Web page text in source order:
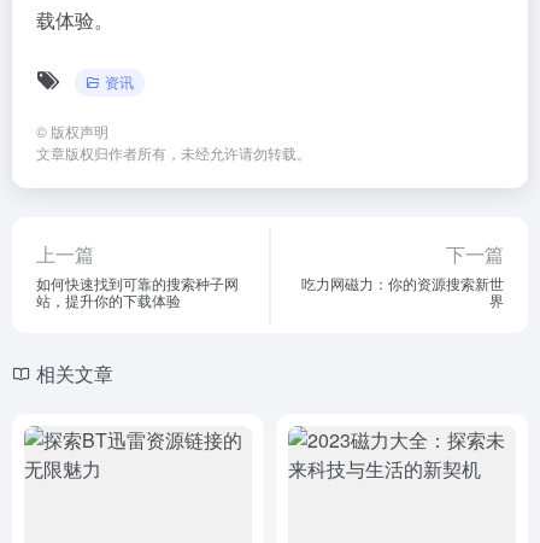
载体验。
资讯
© 版权声明
文章版权归作者所有，未经允许请勿转载。
上一篇
如何快速找到可靠的搜索种子网
站，提升你的下载体验
下一篇
吃力网磁力：你的资源搜索新世
界
相关文章